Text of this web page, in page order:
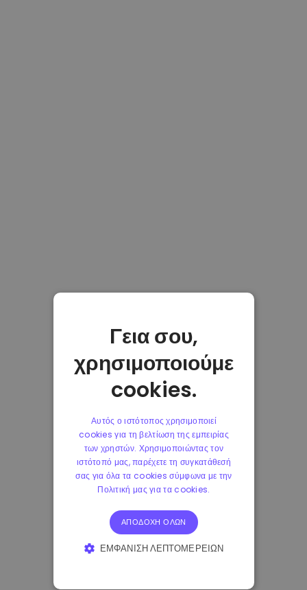
Γεια σου,
χρησιμοποιούμε
cookies.
Αυτός ο ιστότοπος χρησιμοποιεί
cookies για τη βελτίωση της εμπειρίας
των χρηστών. Χρησιμοποιώντας τον
ιστότοπό μας, παρέχετε τη συγκατάθεσή
σας για όλα τα cookies σύμφωνα με την
Πολιτική μας για τα cookies.
ΑΠΟΔΟΧΉ ΌΛΩΝ
ΕΜΦΆΝΙΣΗ ΛΕΠΤΟΜΕΡΕΙΏΝ